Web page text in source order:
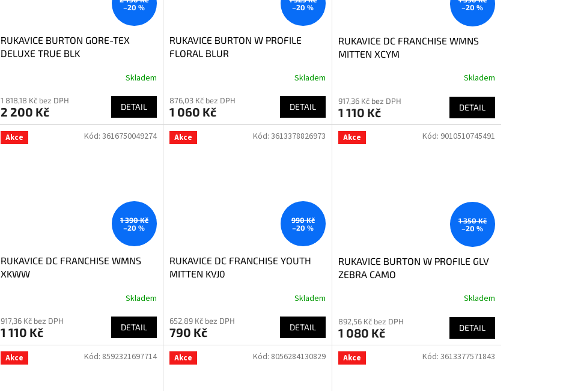
–20 %
RUKAVICE BURTON GORE-TEX
DELUXE TRUE BLK
Skladem
1 818,18 Kč bez DPH
2 200 Kč DETAIL
–20 %
RUKAVICE BURTON W PROFILE
FLORAL BLUR
Skladem
876,03 Kč bez DPH
1 060 Kč DETAIL
–20 %
RUKAVICE DC FRANCHISE WMNS
MITTEN XCYM
Skladem
917,36 Kč bez DPH
1 110 Kč DETAIL
Akce
1 390 Kč
–20 %
RUKAVICE DC FRANCHISE WMNS
XKWW
Skladem
917,36 Kč bez DPH
1 110 Kč DETAIL
Kód: 3616750049274 Akce
990 Kč
–20 %
RUKAVICE DC FRANCHISE YOUTH
MITTEN KVJ0
Skladem
652,89 Kč bez DPH
790 Kč DETAIL
Kód: 3613378826973 Akce
1 350 Kč
–20 %
RUKAVICE BURTON W PROFILE GLV
ZEBRA CAMO
Skladem
892,56 Kč bez DPH
1 080 Kč DETAIL
Kód: 9010510745491
Akce Kód: 8592321697714 Akce Kód: 8056284130829 Akce Kód: 3613377571843